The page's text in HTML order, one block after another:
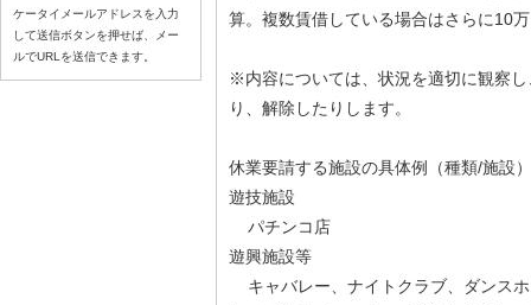
算。複数賃借している場合はさらに10
※内容については、状況を適切に観察
り、解除したりします。
休業要請する施設の具体例（種類/施設
遊技施設
パチンコ店
遊興施設等
キャバレー、ナイトクラブ、ダンス
ケータイメールアドレスを入力
して送信ボタンを押せば、メー
ルでURLを送信できます。